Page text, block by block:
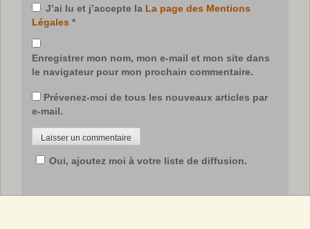
J’ai lu et j’accepte la La page des Mentions
Légales *
Enregistrer mon nom, mon e-mail et mon site dans
le navigateur pour mon prochain commentaire.
Prévenez-moi de tous les nouveaux articles par
e-mail.
Oui, ajoutez moi à votre liste de diffusion.